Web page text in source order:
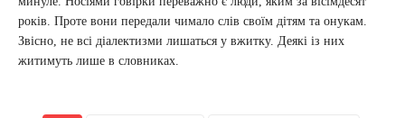
років. Проте вони передали чимало слів своїм дітям та онукам.
Звісно, не всі діалектизми лишаться у вжитку. Деякі із них
житимуть лише в словниках.